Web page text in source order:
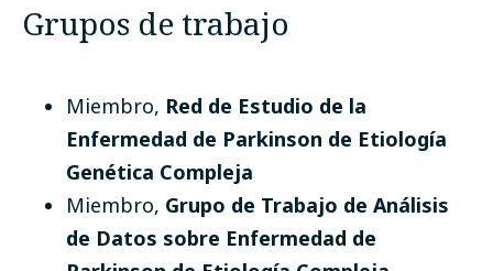
Grupos de trabajo
Miembro, Red de Estudio de la
Enfermedad de Parkinson de Etiología
Genética Compleja
Miembro, Grupo de Trabajo de Análisis
de Datos sobre Enfermedad de